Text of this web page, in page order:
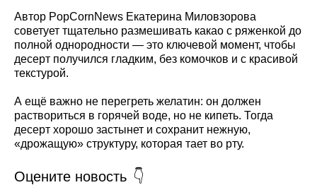
Автор PopCornNews Екатерина Миловзорова
советует тщательно размешивать какао с ряженкой до
полной однородности — это ключевой момент, чтобы
десерт получился гладким, без комочков и с красивой
текстурой.
А ещё важно не перегреть желатин: он должен
раствориться в горячей воде, но не кипеть. Тогда
десерт хорошо застынет и сохранит нежную,
«дрожащую» структуру, которая тает во рту.
Оцените новость